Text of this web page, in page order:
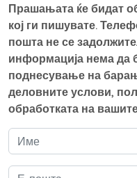
Прашањата ќе бидат
кој ги пишувате.
пошта не се
информација нема да
поднесување на
деловните услови,
обработката на